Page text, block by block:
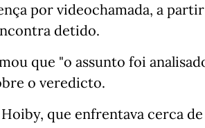
por videochamada, a
detido.
que "o assunto foi
o veredicto.
que enfrentava cerca